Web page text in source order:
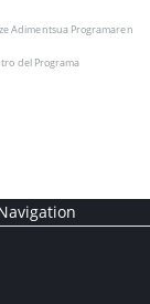
Adimentsua Programaren
del Programa